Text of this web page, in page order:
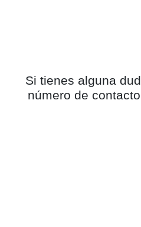
Si tienes alguna
número de